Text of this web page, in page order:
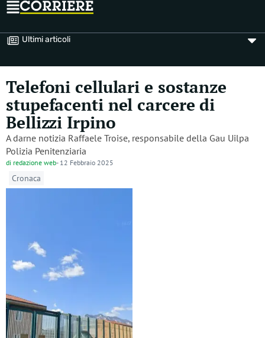
Ultimi articoli
Telefoni cellulari e sostanze
stupefacenti nel carcere di
Bellizzi Irpino
A darne notizia Raffaele Troise, responsabile della Gau Uilpa
Polizia Penitenziaria
di redazione web- 12 Febbraio 2025
Cronaca